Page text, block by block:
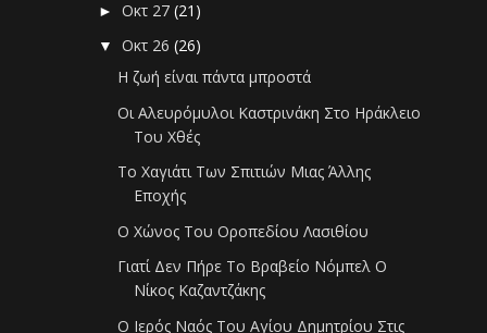
►Οκτ 27(21)
▼Οκτ 26(26)
Η ζωή είναι πάντα μπροστά
Οι Αλευρόμυλοι Καστρινάκη Στο Ηράκλειο
Του Χθές
Το Χαγιάτι Των Σπιτιών Μιας Άλλης
Εποχής
Ο Χώνος Του Οροπεδίου Λασιθίου
Γιατί Δεν Πήρε Το Βραβείο Νόμπελ Ο
Νίκος Καζαντζάκης
Ο Ιερός Ναός Του Αγίου Δημητρίου Στις